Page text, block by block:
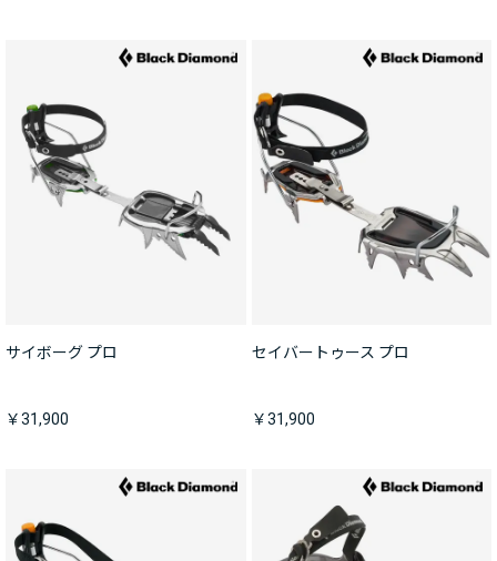
サイボーグ プロ
￥31,900
セイバートゥース プロ
￥31,900